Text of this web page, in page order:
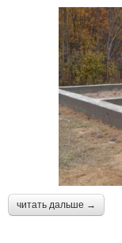
читать дальше →